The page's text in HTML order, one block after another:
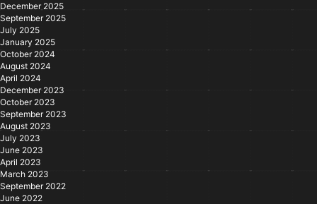
December 2025
September 2025
July 2025
January 2025
October 2024
August 2024
April 2024
December 2023
October 2023
September 2023
August 2023
July 2023
June 2023
April 2023
March 2023
September 2022
June 2022